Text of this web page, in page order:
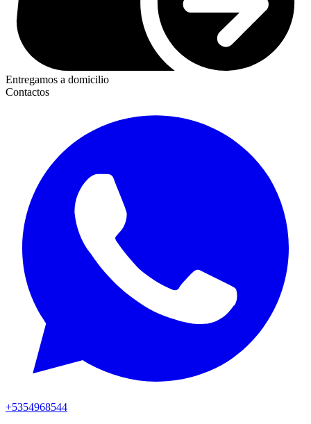
Entregamos a domicilio
Contactos
+5354968544